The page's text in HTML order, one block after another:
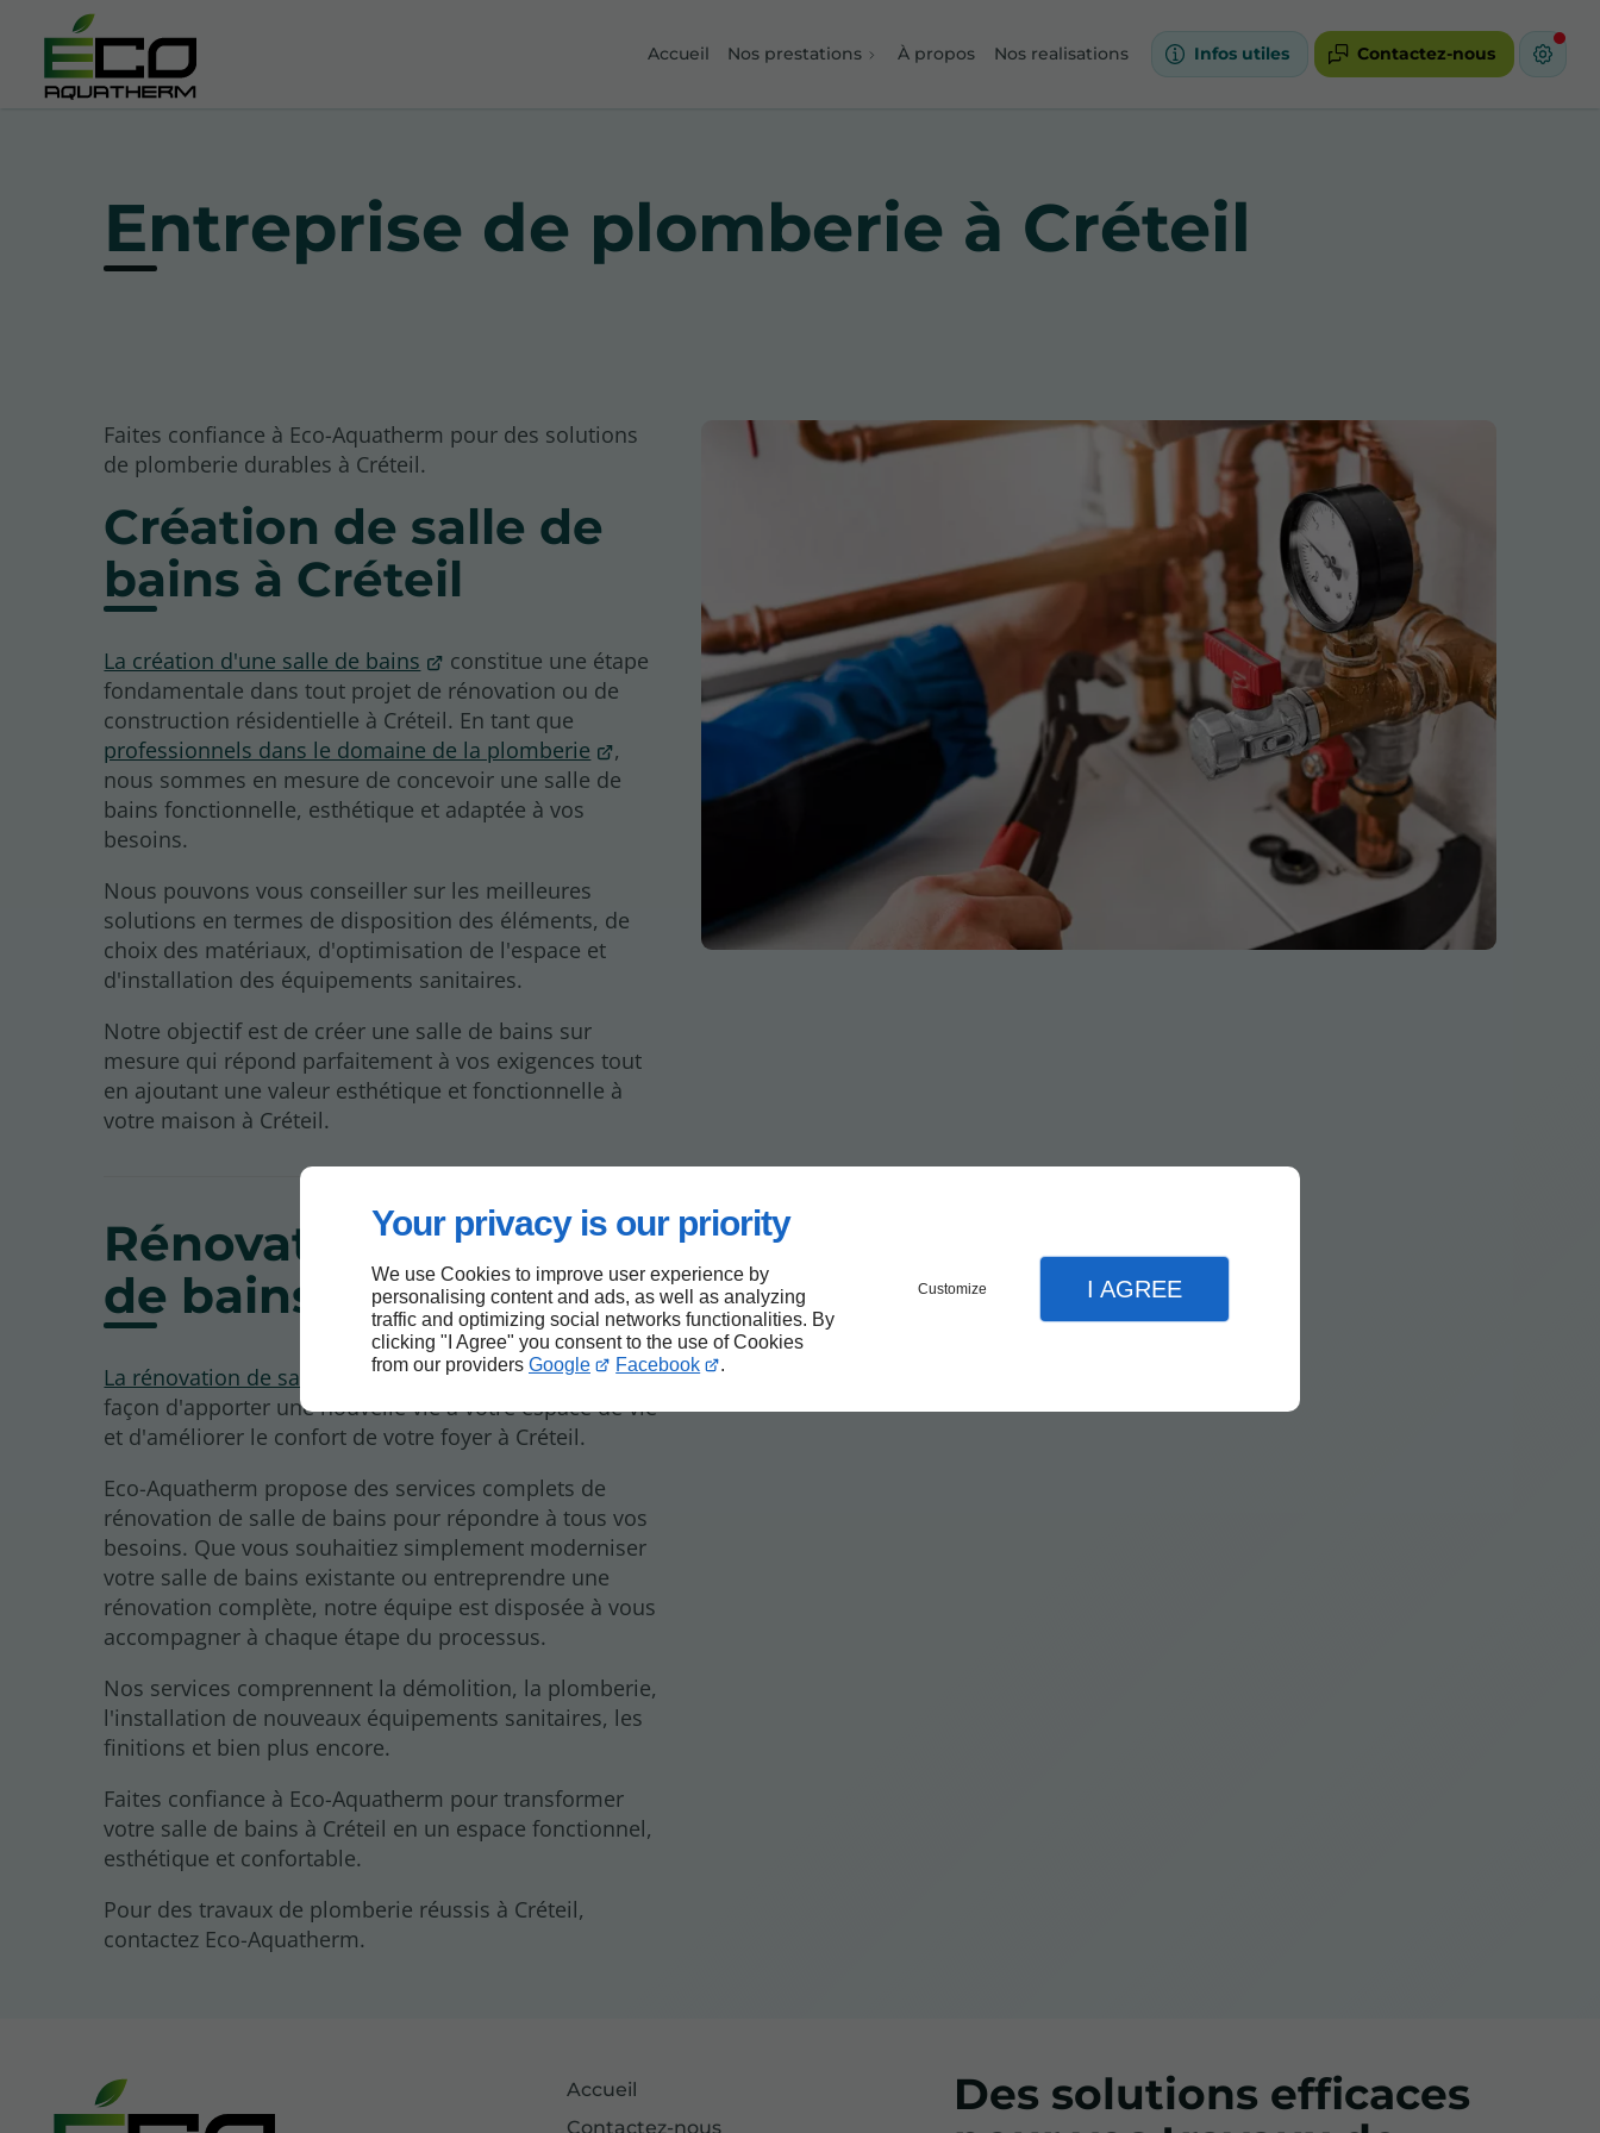
Your privacy is our priority
We use Cookies to improve user experience by
personalising content and ads, as well as analyzing
traffic and optimizing social networks functionalities. By
clicking "I Agree" you consent to the use of Cookies
from our providers Google Facebook .
Customize I AGREE
Accueil Nos prestations À propos Nos realisations Infos utiles Contactez-nous
Entreprise de plomberie à Créteil
Faites confiance à Eco-Aquatherm pour des solutions
de plomberie durables à Créteil.
Création de salle de
bains à Créteil
La création d'une salle de bains
constitue une étape
fondamentale dans tout projet de rénovation ou de
construction résidentielle à Créteil. En tant que
professionnels dans le domaine de la plomberie
,
nous sommes en mesure de concevoir une salle de
bains fonctionnelle, esthétique et adaptée à vos
besoins.
Nous pouvons vous conseiller sur les meilleures
solutions en termes de disposition des éléments, de
choix des matériaux, d'optimisation de l'espace et
d'installation des équipements sanitaires.
Notre objectif est de créer une salle de bains sur
mesure qui répond parfaitement à vos exigences tout
en ajoutant une valeur esthétique et fonctionnelle à
votre maison à Créteil.
Rénovation de salle
de bains à Créteil
La rénovation de salle de bains
est une excellente
façon d'apporter une nouvelle vie à votre espace de vie
et d'améliorer le confort de votre foyer à Créteil.
Eco-Aquatherm propose des services complets de
rénovation de salle de bains pour répondre à tous vos
besoins. Que vous souhaitiez simplement moderniser
votre salle de bains existante ou entreprendre une
rénovation complète, notre équipe est disposée à vous
accompagner à chaque étape du processus.
Nos services comprennent la démolition, la plomberie,
l'installation de nouveaux équipements sanitaires, les
finitions et bien plus encore.
Faites confiance à Eco-Aquatherm pour transformer
votre salle de bains à Créteil en un espace fonctionnel,
esthétique et confortable.
Pour des travaux de plomberie réussis à Créteil,
contactez Eco-Aquatherm.
Accueil
Contactez-nous
Des solutions efficaces